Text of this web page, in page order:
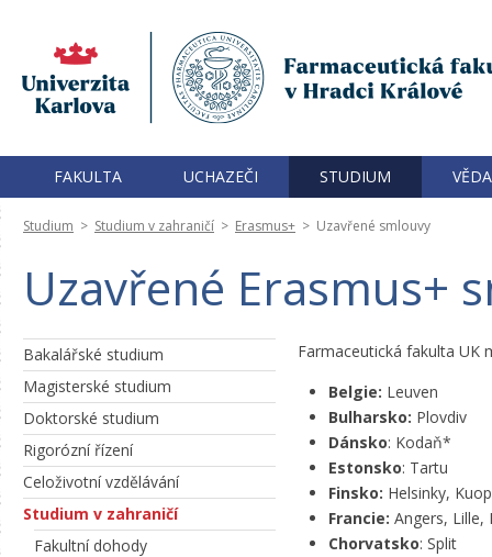
FAKULTA UCHAZEČI STUDIUM
Studium > Studium v zahraničí > Erasmus+ > Uzavřené smlouvy
Uzavřené Erasmus+
Bakalářské studium
Magisterské studium
Doktorské studium
Rigorózní řízení
Celoživotní vzdělávání
Studium v zahraničí
Fakultní dohody
Farmaceutická fakulta UK
Belgie: Leuven
Bulharsko: Plovdiv
Dánsko: Kodaň*
Estonsko: Tartu
Finsko: Helsinky,
Francie: Angers,
Chorvatsko: Split